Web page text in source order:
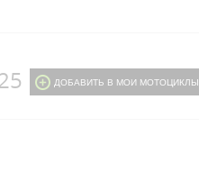
ДОБАВИТЬ В МОИ МОТОЦИКЛЫ